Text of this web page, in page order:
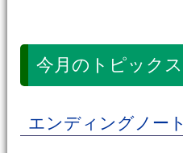
今月のトピックス
エンディングノート